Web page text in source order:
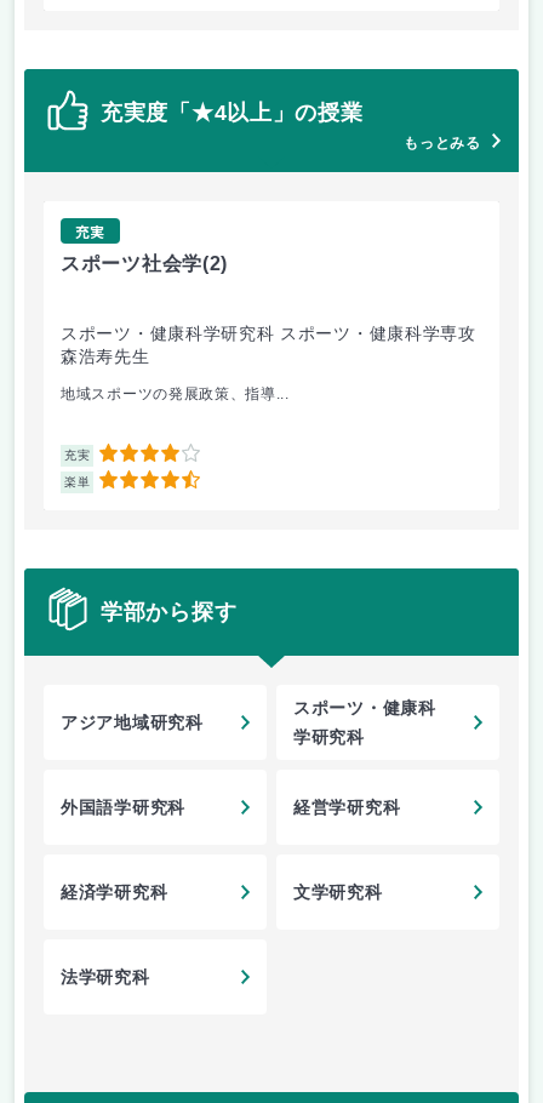
充実度「★4以上」の授業
もっとみる
充実
スポーツ社会学(2)
スポーツ・健康科学研究科 スポーツ・健康科学専攻
森浩寿先生
地域スポーツの発展政策、指導...
充実 4
楽単 4.5
学部から探す
アジア地域研究科
スポーツ・健康科
学研究科
外国語学研究科 経営学研究科
経済学研究科 文学研究科
法学研究科